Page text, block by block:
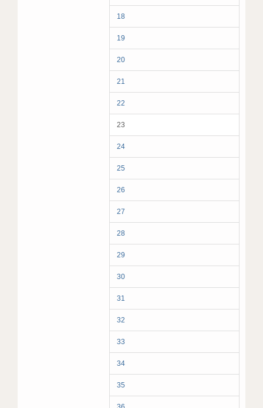
18
19
20
21
22
23
24
25
26
27
28
29
30
31
32
33
34
35